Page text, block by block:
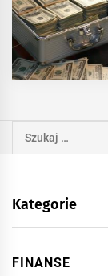
Szukaj:
Kategorie
FINANSE